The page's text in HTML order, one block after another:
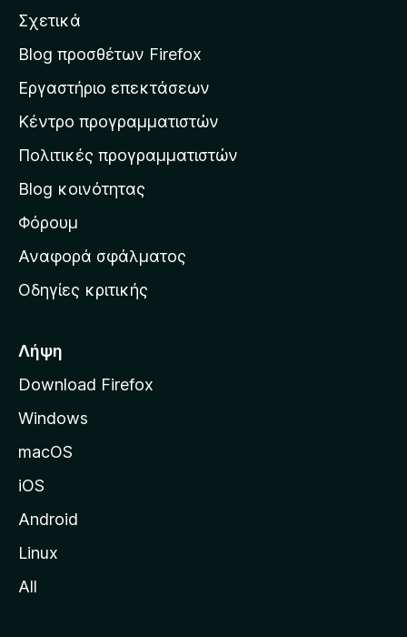
α
σ
σ
τ
η
α
ρ
χ
κ
σ
λ
ί
τ
η
o
Σχετικά
Blog προσθέτων Firefox
Εργαστήριο επεκτάσεων
Κέντρο προγραμματιστών
Πολιτικές προγραμματιστών
Blog κοινότητας
Φόρουμ
Αναφορά σφάλματος
Οδηγίες κριτικής
Λήψη
Download Firefox
Windows
macOS
iOS
Android
Linux
All